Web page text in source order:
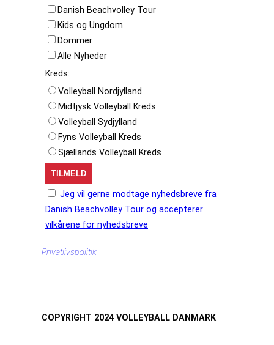
Danish Beachvolley Tour
Kids og Ungdom
Dommer
Alle Nyheder
Kreds:
Volleyball Nordjylland
Midtjysk Volleyball Kreds
Volleyball Sydjylland
Fyns Volleyball Kreds
Sjællands Volleyball Kreds
Jeg vil gerne modtage nyhedsbreve fra
Danish Beachvolley Tour og accepterer
vilkårene for nyhedsbreve
Privatlivspolitik
COPYRIGHT 2024 VOLLEYBALL DANMARK